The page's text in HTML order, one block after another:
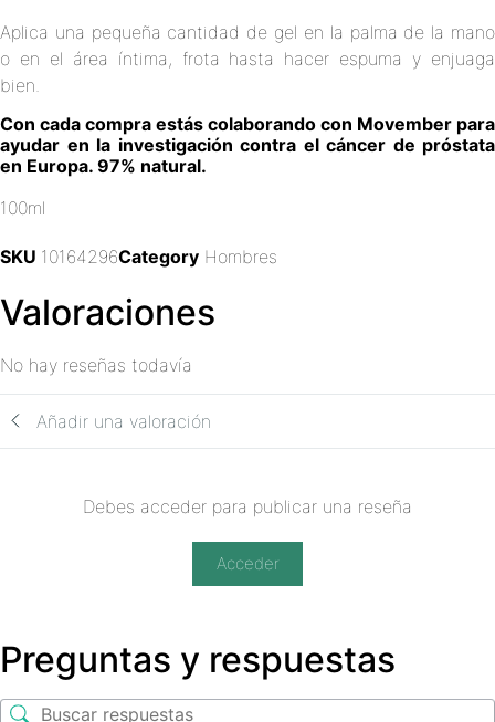
Aplica una pequeña cantidad de gel en la palma de la mano
o en el área íntima, frota hasta hacer espuma y enjuaga
bien.
Con cada compra estás colaborando con Movember para
ayudar en la investigación contra el cáncer de próstata
en Europa. 97% natural.
100ml
SKU 10164296Category Hombres
Valoraciones
No hay reseñas todavía
Añadir una valoración
Debes acceder para publicar una reseña
Acceder
Preguntas y respuestas